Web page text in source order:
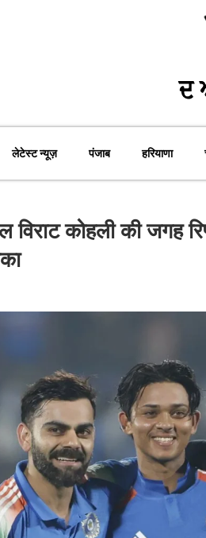
लेटेस्ट न्यूज़ पंजाब हरियाणा
कोहली की जगह